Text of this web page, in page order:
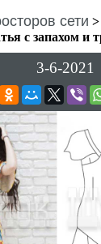
сети >
с запахом и
3-6-2021